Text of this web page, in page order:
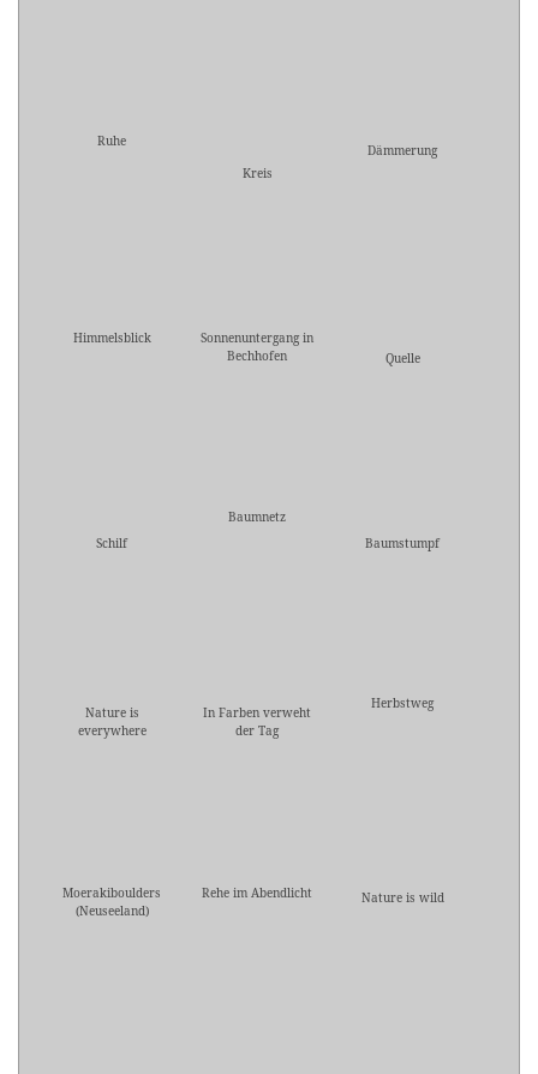
Ruhe
Kreis
Dämmerung
Himmelsblick
Sonnenuntergang in
Bechhofen
Quelle
Schilf
Baumnetz
Baumstumpf
Nature is
everywhere
In Farben verweht
der Tag
Herbstweg
Moerakiboulders
(Neuseeland)
Rehe im Abendlicht Nature is wild